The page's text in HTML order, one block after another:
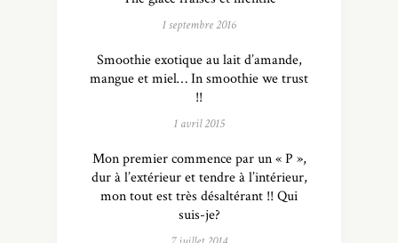
1 septembre 2016
Smoothie exotique au lait d’amande,
mangue et miel… In smoothie we trust
!!
1 avril 2015
Mon premier commence par un « P »,
dur à l’extérieur et tendre à l’intérieur,
mon tout est très désaltérant !! Qui
suis-je?